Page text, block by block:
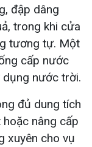
đập dâng
trong khi cửa
tương tự. Một
cấp nước
nước trời.
đủ dung tích
nâng cấp
xuyên cho vụ